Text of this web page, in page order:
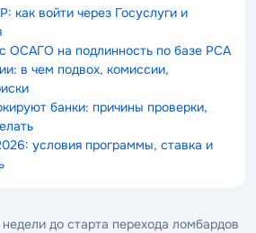
как войти через Госуслуги и
ОСАГО на подлинность по базе РСА
в чем подвох, комиссии,
банки: причины проверки,
условия программы, ставка и
до старта перехода ломбардов